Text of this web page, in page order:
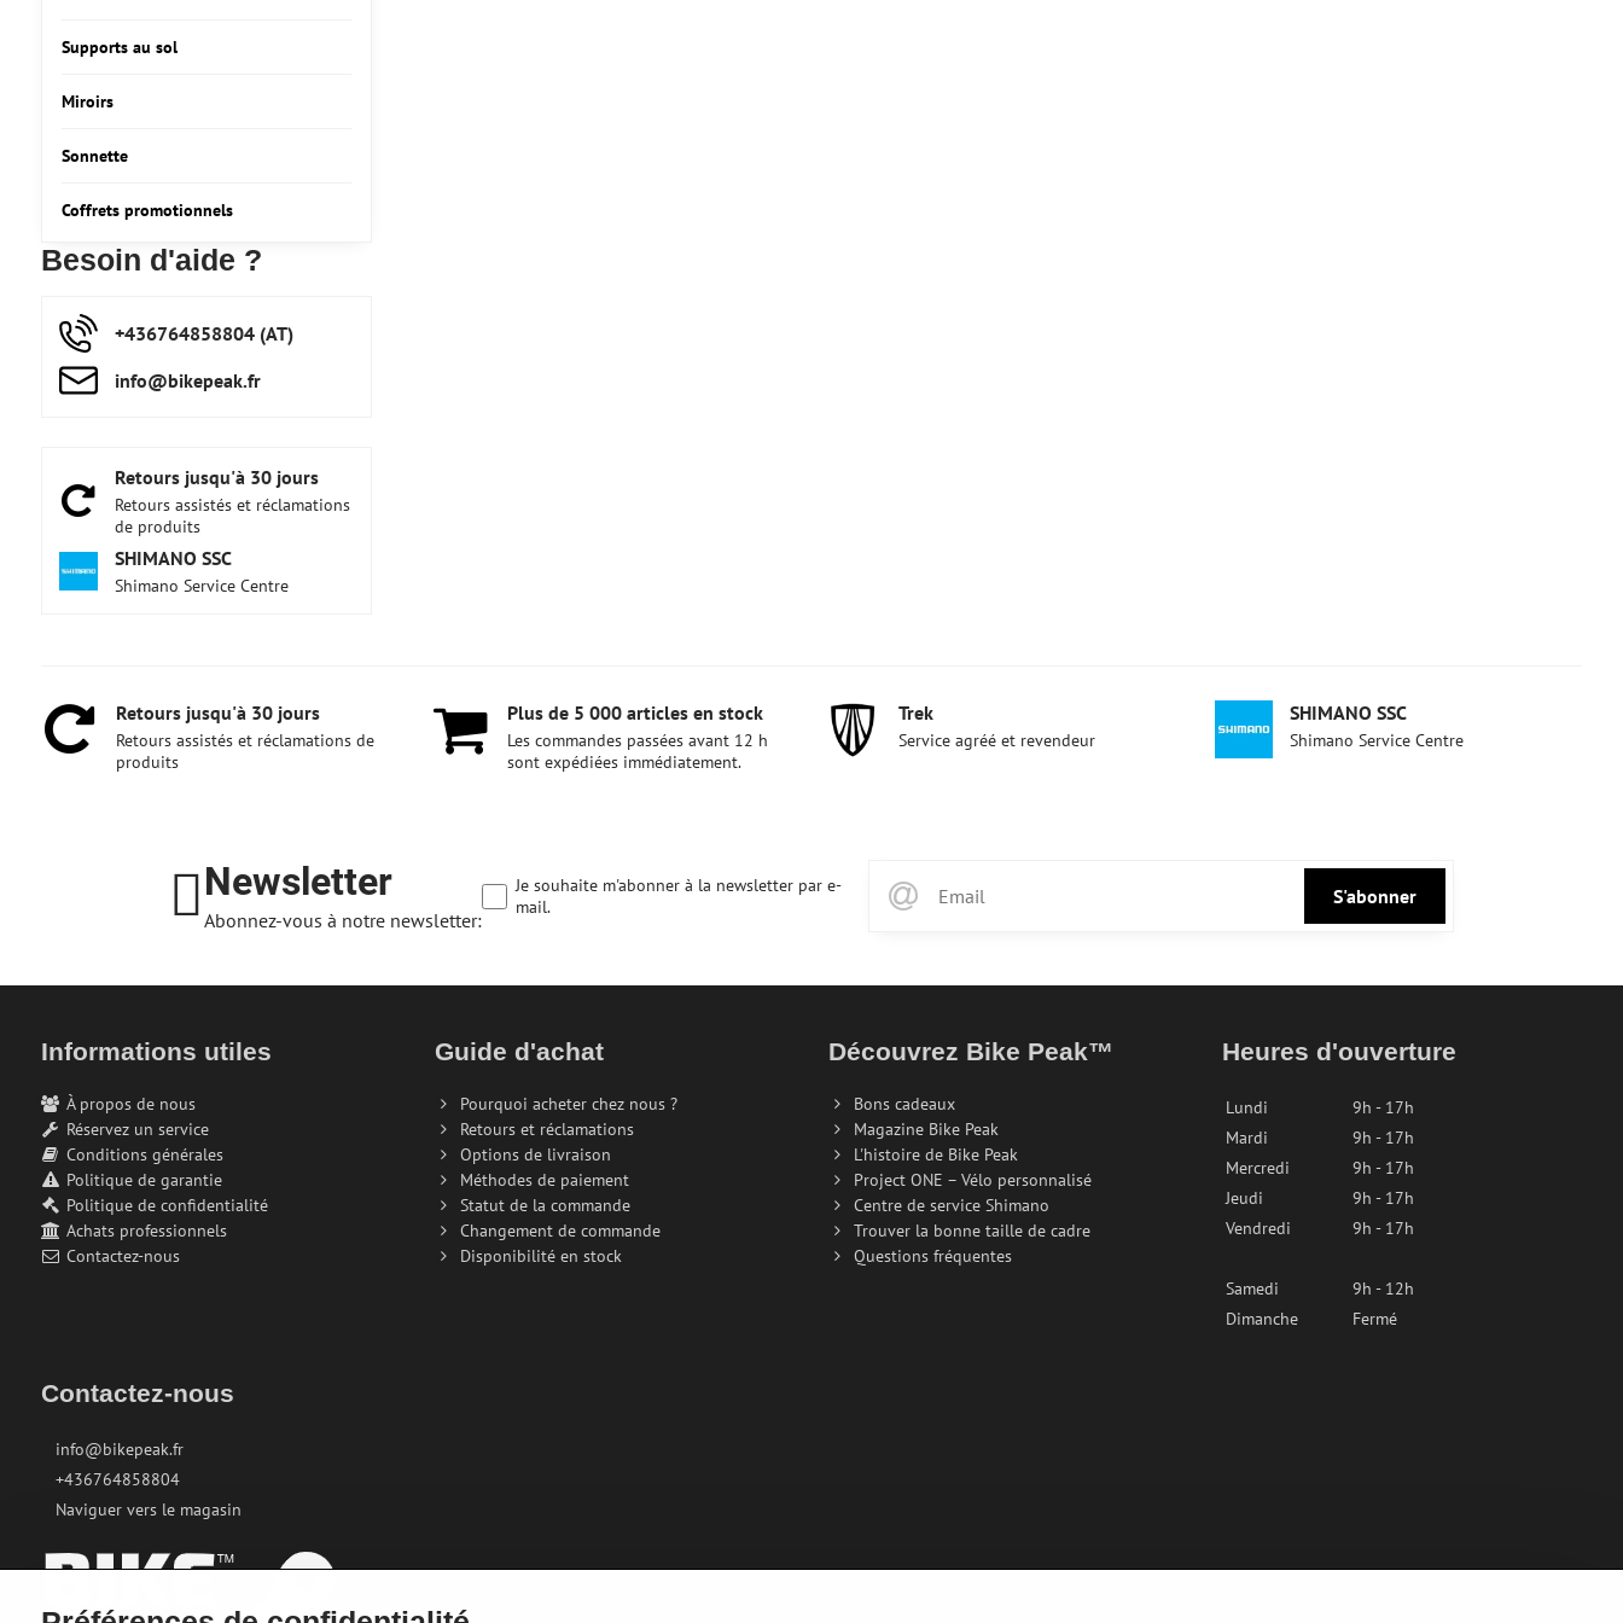
Besoin d'aide ?
+436764858804 (AT)
info​@bikepeak​.fr
Retours jusqu'à 30 jours
Retours assistés et réclamations
de produits
SHIMANO SSC
Shimano Service Centre
Supports au sol
Miroirs
Sonnette
Coffrets promotionnels
Retours jusqu'à 30 jours
Retours assistés et réclamations de
produits
Plus de 5 000 articles en stock
Les commandes passées avant 12 h
sont expédiées immédiatement.
Trek
Service agréé et revendeur
SHIMANO SSC
Shimano Service Centre
Newsletter
Abonnez-vous à notre newsletter:
S'abonner
Je souhaite m'abonner à la newsletter par e-
mail.
Informations utiles
À propos de nous
Réservez un service
Conditions générales
Politique de garantie
Politique de confidentialité
Achats professionnels
Contactez-nous
Guide d'achat
Pourquoi acheter chez nous ?
Retours et réclamations
Options de livraison
Méthodes de paiement
Statut de la commande
Changement de commande
Disponibilité en stock
Découvrez Bike Peak™
Bons cadeaux
Magazine Bike Peak
L'histoire de Bike Peak
Project ONE – Vélo personnalisé
Centre de service Shimano
Trouver la bonne taille de cadre
Questions fréquentes
Heures d'ouverture
Lundi
9h - 17h
Mardi
9h - 17h
Mercredi
9h - 17h
Jeudi
9h - 17h
Vendredi
9h - 17h
Samedi
9h - 12h
Dimanche
Fermé
Contactez-nous
info@bikepeak.fr
+436764858804
Naviguer vers le magasin